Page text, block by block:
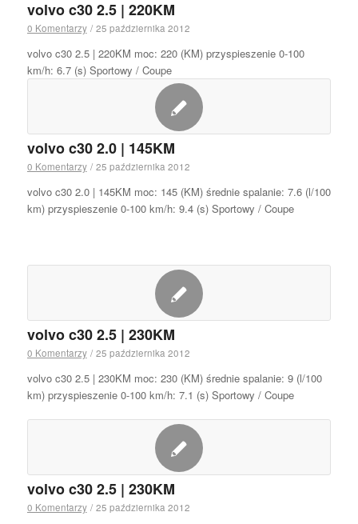
volvo c30 2.5 | 220KM
0 Komentarzy / 25 października 2012
volvo c30 2.5 | 220KM moc: 220 (KM) przyspieszenie 0-100
km/h: 6.7 (s) Sportowy / Coupe
volvo c30 2.0 | 145KM
0 Komentarzy / 25 października 2012
volvo c30 2.0 | 145KM moc: 145 (KM) średnie spalanie: 7.6 (l/100
km) przyspieszenie 0-100 km/h: 9.4 (s) Sportowy / Coupe
volvo c30 2.5 | 230KM
0 Komentarzy / 25 października 2012
volvo c30 2.5 | 230KM moc: 230 (KM) średnie spalanie: 9 (l/100
km) przyspieszenie 0-100 km/h: 7.1 (s) Sportowy / Coupe
volvo c30 2.5 | 230KM
0 Komentarzy / 25 października 2012